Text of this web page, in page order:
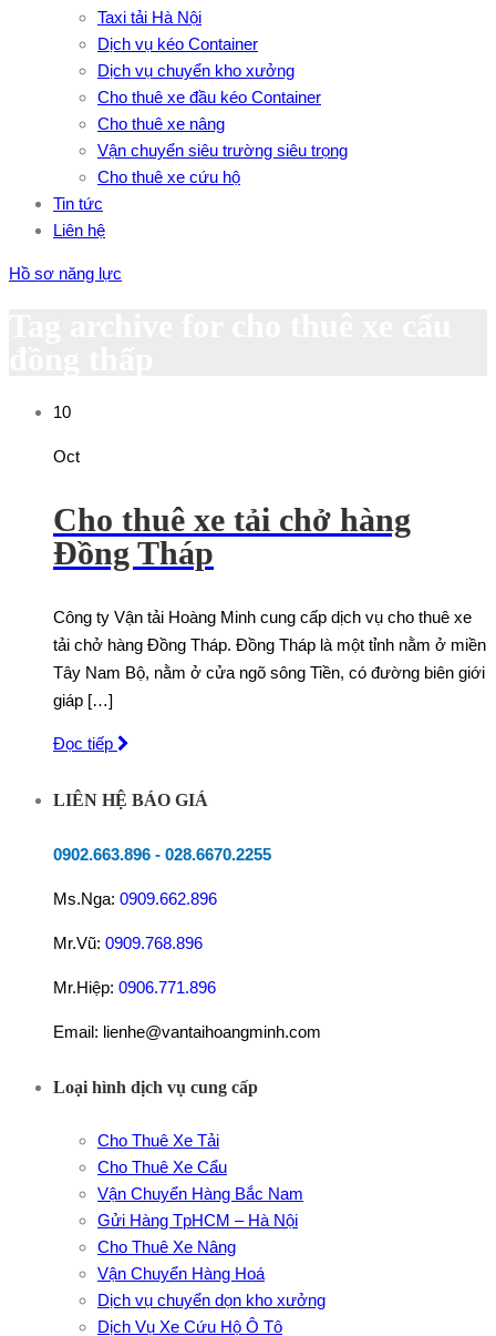
Taxi tải Hà Nội
Dịch vụ kéo Container
Dịch vụ chuyển kho xưởng
Cho thuê xe đầu kéo Container
Cho thuê xe nâng
Vận chuyển siêu trường siêu trọng
Cho thuê xe cứu hộ
Tin tức
Liên hệ
Hồ sơ năng lực
10
Oct
Cho thuê xe tải chở hàng
Đồng Tháp
Công ty Vận tải Hoàng Minh cung cấp dịch vụ cho thuê xe
tải chở hàng Đồng Tháp. Đồng Tháp là một tỉnh nằm ở miền
Tây Nam Bộ, nằm ở cửa ngõ sông Tiền, có đường biên giới
giáp […]
Đọc tiếp
LIÊN HỆ BÁO GIÁ
0902.663.896 - 028.6670.2255
Ms.Nga: 0909.662.896
Mr.Vũ: 0909.768.896
Mr.Hiệp: 0906.771.896
Email: lienhe@vantaihoangminh.com
Loại hình dịch vụ cung cấp
Cho Thuê Xe Tải
Cho Thuê Xe Cẩu
Vận Chuyển Hàng Bắc Nam
Gửi Hàng TpHCM – Hà Nội
Cho Thuê Xe Nâng
Vận Chuyển Hàng Hoá
Dịch vụ chuyển dọn kho xưởng
Dịch Vụ Xe Cứu Hộ Ô Tô